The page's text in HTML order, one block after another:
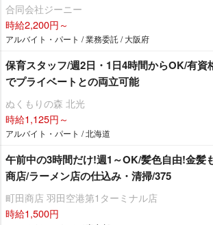
合同会社ジーニー
時給2,200円～
アルバイト・パート / 業務委託 / 大阪府
保育スタッフ/週2日・1日4時間からOK/有資
でプライベートとの両立可能
ぬくもりの森 北光
時給1,125円～
アルバイト・パート / 北海道
午前中の3時間だけ!週1～OK/髪色自由!金髪
商店/ラーメン店の仕込み・清掃/375
町田商店 羽田空港第1ターミナル店
時給1,500円